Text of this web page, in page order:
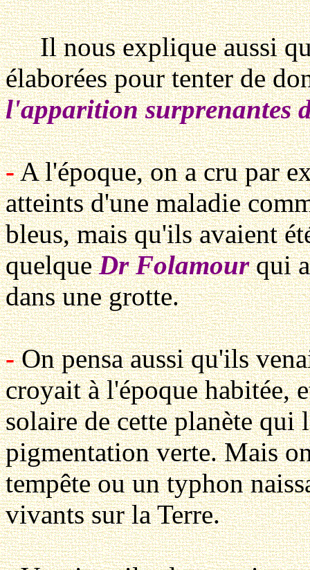
Il nous explique aussi
élaborées pour tenter de
l'apparition surprenantes
-A l'époque, on a cru par
atteints d'une maladie
bleus, mais qu'ils avaient
quelqueDr Folamourqui
dans une grotte.
-On pensa aussi qu'ils
croyait à l'époque habitée,
solaire de cette planète qui
pigmentation verte. Mais
tempête ou un typhon
vivants sur la Terre.